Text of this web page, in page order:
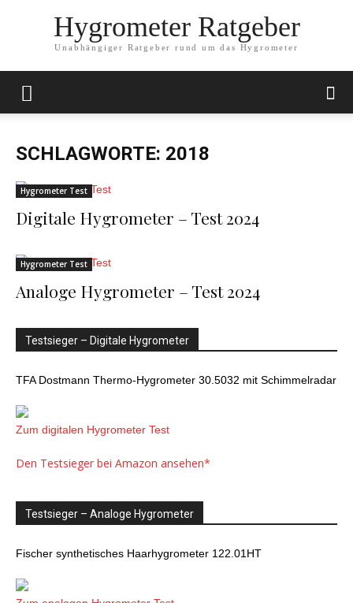
Hygrometer Ratgeber
Unabhängiger Ratgeber rund um das Hygrometer
SCHLAGWORTE: 2018
Hygrometer Test
Digitale Hygrometer – Test 2024
Hygrometer Test
Analoge Hygrometer – Test 2024
Testsieger – Digitale Hygrometer
TFA Dostmann Thermo-Hygrometer 30.5032 mit Schimmelradar
Zum digitalen Hygrometer Test
Den Testsieger bei Amazon ansehen*
Testsieger – Analoge Hygrometer
Fischer synthetisches Haarhygrometer 122.01HT